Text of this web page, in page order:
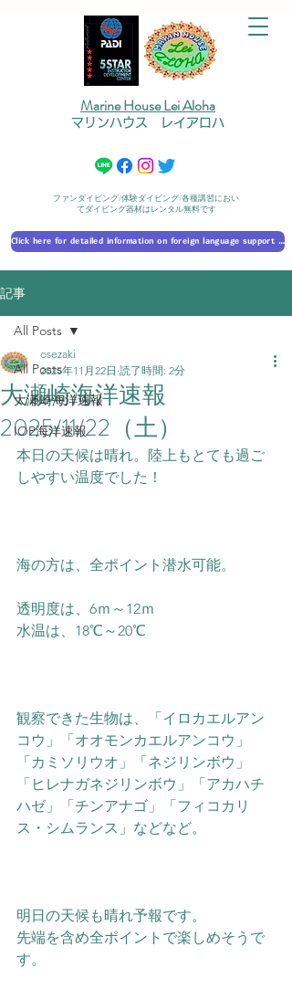
Marine House Lei Aloha
マリンハウス レイアロハ
ファンダイビング/体験ダイビング/各種講習におい
てダイビング器材はレンタル無料です
Click here for detailed information on foreign language support 外国語対応の詳細に​ついて
記事
All Posts
大瀬崎海洋速報
IOP海洋速報
All Posts
大瀬崎海洋速報
2025/11/22（土）
osezaki
2025年11月22日 読了時間: 2分
本日の天候は晴れ。陸上もとても過ご
しやすい温度でした！
海の方は、全ポイント潜水可能。
透明度は、6ｍ～12ｍ
水温は、18℃～20℃
観察できた生物は、「イロカエルアン
コウ」「オオモンカエルアンコウ」
「カミソリウオ」「ネジリンボウ」
「ヒレナガネジリンボウ」「アカハチ
ハゼ」「チンアナゴ」「フィコカリ
ス・シムランス」などなど。
明日の天候も晴れ予報です。
先端を含め全ポイントで楽しめそうで
す。